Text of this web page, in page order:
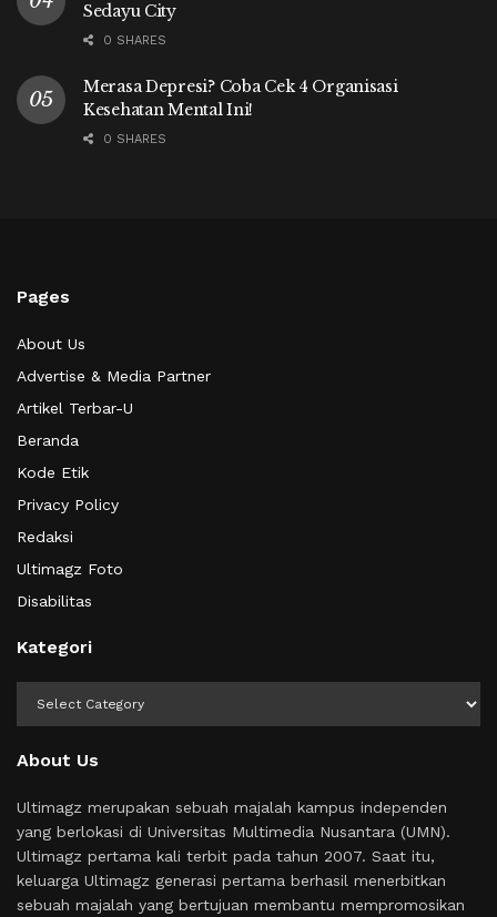
Sedayu City
0 SHARES
Merasa Depresi? Coba Cek 4 Organisasi
Kesehatan Mental Ini!
0 SHARES
Pages
About Us
Advertise & Media Partner
Artikel Terbar-U
Beranda
Kode Etik
Privacy Policy
Redaksi
Ultimagz Foto
Disabilitas
Kategori
About Us
Ultimagz merupakan sebuah majalah kampus independen
yang berlokasi di Universitas Multimedia Nusantara (UMN).
Ultimagz pertama kali terbit pada tahun 2007. Saat itu,
keluarga Ultimagz generasi pertama berhasil menerbitkan
sebuah majalah yang bertujuan membantu mempromosikan